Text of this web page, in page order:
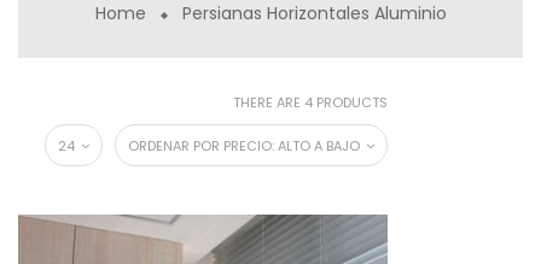
Home Persianas Horizontales Aluminio
THERE ARE 4 PRODUCTS
ORDENAR POR PRECIO: ALTO A BAJO
24